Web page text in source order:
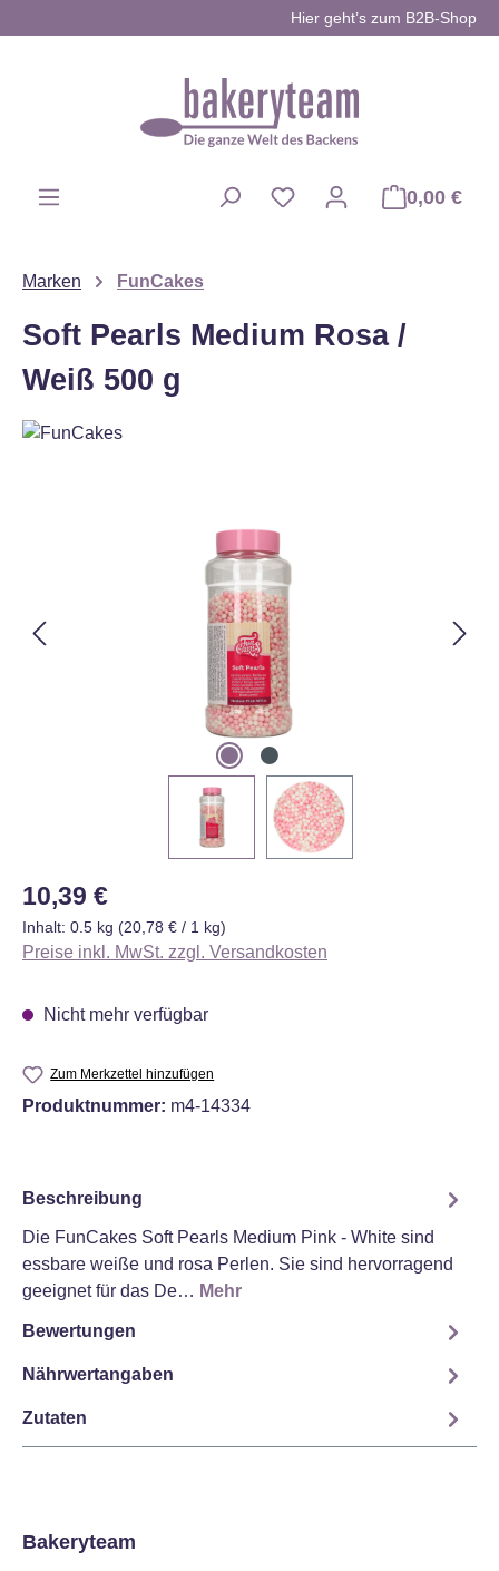
Hier geht’s zum B2B-Shop
0,00 €
Marken FunCakes
Soft Pearls Medium Rosa /
Weiß 500 g
Regulärer Preis:
10,39 €
Inhalt: 0.5 kg (20,78 € / 1 kg)
Preise inkl. MwSt. zzgl. Versandkosten
Nicht mehr verfügbar
Zum Merkzettel hinzufügen
Produktnummer: m4-14334
Beschreibung
Die FunCakes Soft Pearls Medium Pink - White sind
essbare weiße und rosa Perlen. Sie sind hervorragend
geeignet für das De… Mehr
Bewertungen
Nährwertangaben
Zutaten
Bakeryteam